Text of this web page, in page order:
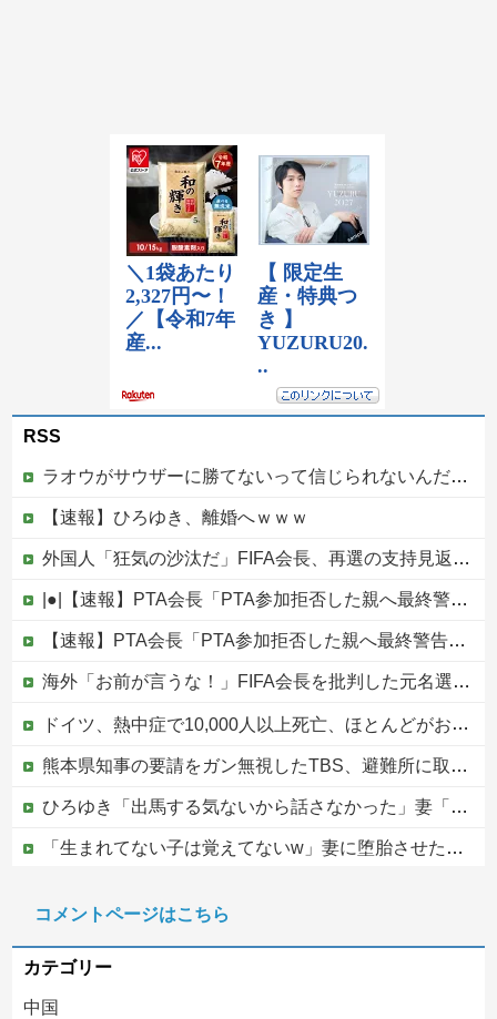
RSS
ラオウがサウザーに勝てないって信じられないんだが…
【速報】ひろゆき、離婚へｗｗｗ
外国人「狂気の沙汰だ」FIFA会長、再選の支持見返りにモロッコへ2030年W杯決勝の開催を打診か！海外から批判殺到！【海外の反応】
|●|【速報】PTA会長「PTA参加拒否した親へ最終警告。こうなってもいい？」問題になりすぎて即撤回
【速報】PTA会長「PTA参加拒否した親へ最終警告。こうなってもいい？」問題になりすぎて即撤回他
海外「お前が言うな！」FIFA会長を批判した元名選手に海外から猛反発！（海外の反応）
ドイツ、熱中症で10,000人以上死亡、ほとんどがお前らと同年代で若者は元気
熊本県知事の要請をガン無視したTBS、避難所に取材班が押し入ってプライバシーに全く配慮しない報道を……
ひろゆき「出馬する気ないから話さなかった」妻「それでも不誠実だろ」→離婚協議へｗｗｗｗｗ
「生まれてない子は覚えてないw」妻に堕胎させたことを忘れ開き直るクソ叔父→その場にいた流産直後の嫁や子供など『10人』が泣き叫ぶ地獄絵図へ
PTA会長「PTA参加拒否した親へ最終警告。こうなってもいい？」
コメントページはこちら
カテゴリー
中国